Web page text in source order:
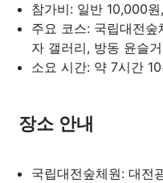
참가비: 일반 10,000
주요 코스: 국립대전
자 갤러리, 방동 윤슬
소요 시간: 약 7시간
장소 안내
국립대전숲체원: 대전